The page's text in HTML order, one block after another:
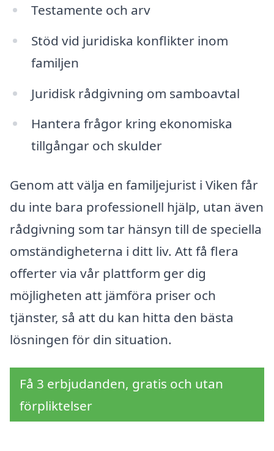
Testamente och arv
Stöd vid juridiska konflikter inom
familjen
Juridisk rådgivning om samboavtal
Hantera frågor kring ekonomiska
tillgångar och skulder
Genom att välja en familjejurist i Viken får
du inte bara professionell hjälp, utan även
rådgivning som tar hänsyn till de speciella
omständigheterna i ditt liv. Att få flera
offerter via vår plattform ger dig
möjligheten att jämföra priser och
tjänster, så att du kan hitta den bästa
lösningen för din situation.
Få 3 erbjudanden, gratis och utan
förpliktelser